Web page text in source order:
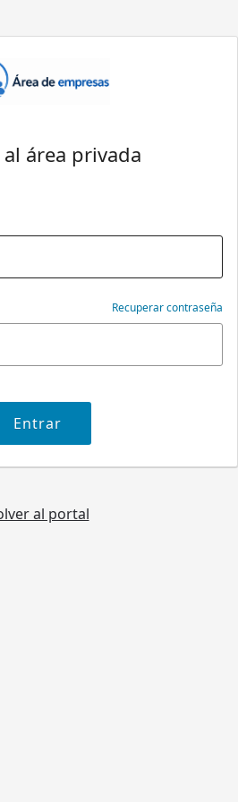
al área privada
Recuperar contraseña
al portal